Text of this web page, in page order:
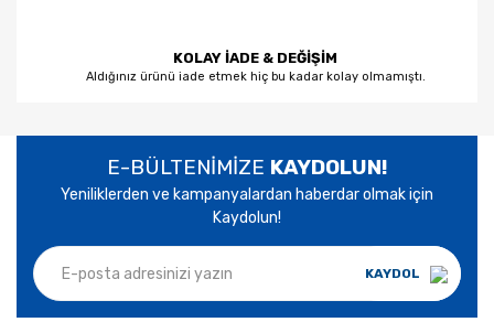
KOLAY İADE & DEĞİŞİM
Aldığınız ürünü iade etmek hiç bu kadar kolay olmamıştı.
E-BÜLTENİMİZE KAYDOLUN!
Yeniliklerden ve kampanyalardan haberdar olmak için
Kaydolun!
KAYDOL